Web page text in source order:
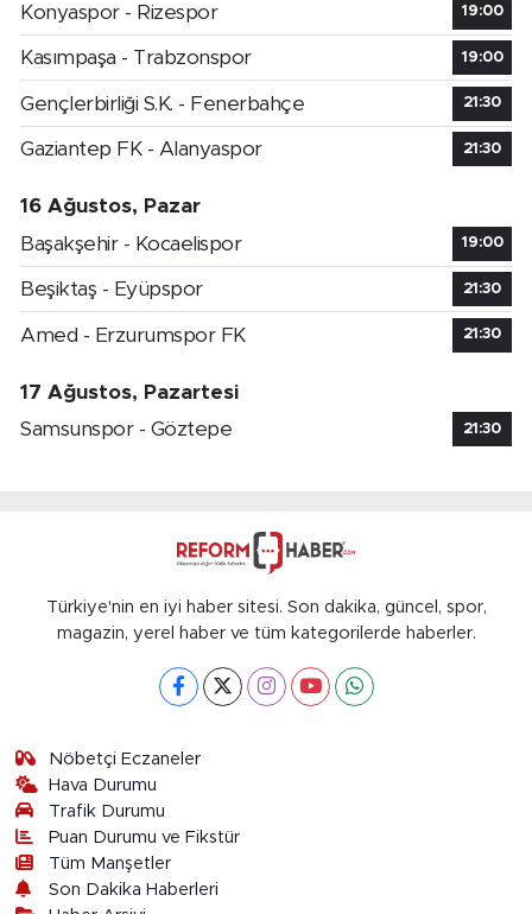
Konyaspor - Rizespor
19:00
Kasımpaşa - Trabzonspor 19:00
Gençlerbirliği S.K. - Fenerbahçe 21:30
Gaziantep FK - Alanyaspor 21:30
16 Ağustos, Pazar
Başakşehir - Kocaelispor
19:00
Beşiktaş - Eyüpspor 21:30
Amed - Erzurumspor FK 21:30
17 Ağustos, Pazartesi
Samsunspor - Göztepe
21:30
Türkiye'nin en iyi haber sitesi. Son dakika, güncel, spor,
magazin, yerel haber ve tüm kategorilerde haberler.
Nöbetçi Eczaneler
Hava Durumu
Trafik Durumu
Puan Durumu ve Fikstür
Tüm Manşetler
Son Dakika Haberleri